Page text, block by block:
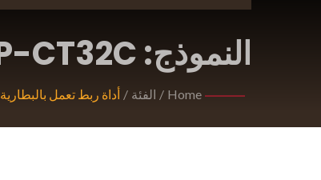
النموذج: ZP-CT32C مشد حزام الكورد للاستخدام الثقيل.
Home
/ الفئة / أداة ربط تعمل بالبطارية